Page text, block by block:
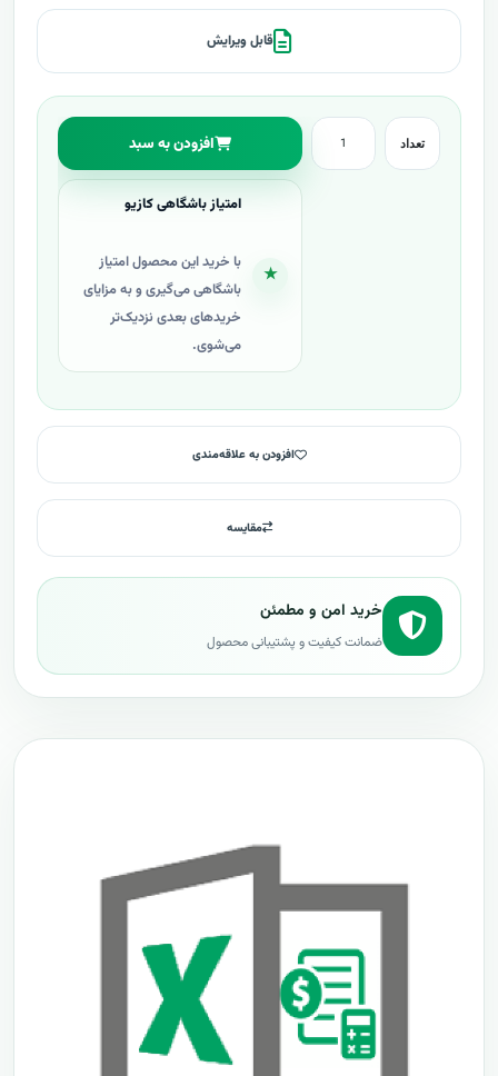
قابل ویرایش
تعداد افزودن به سبد
★
امتیاز باشگاهی کازیو
با خرید این محصول امتیاز
باشگاهی می‌گیری و به مزایای
خریدهای بعدی نزدیک‌تر
می‌شوی.
افزودن به علاقه‌مندی
مقایسه
خرید امن و مطمئن
ضمانت کیفیت و پشتیبانی محصول